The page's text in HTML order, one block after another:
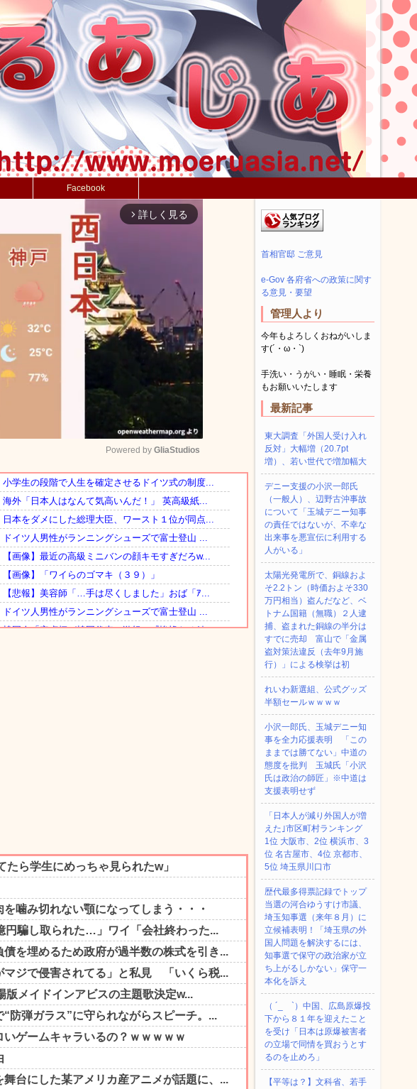
Facebook
arrow_forward_ios 詳しく見る
Mute
Powered by GliaStudios
首相官邸 ご意見
e-Gov 各府省への政策に関す
る意見・要望
管理人より
今年もよろしくおねがいしま
す(´・ω・`)
手洗い・うがい・睡眠・栄養
もお願いいたします
最新記事
東大調査「外国人受け入れ
反対」大幅増（20.7pt
増）、若い世代で増加幅大
デニー支援の小沢一郎氏
（一般人）、辺野古沖事故
について「玉城デニー知事
の責任ではないが、不幸な
出来事を悪宣伝に利用する
人がいる」
太陽光発電所で、銅線およ
そ2.2トン（時価およそ330
万円相当）盗んだなど、ベ
トナム国籍（無職）２人逮
捕、盗まれた銅線の半分は
すでに売却 富山で「金属
盗対策法違反（去年9月施
行）」による検挙は初
れいわ新選組、公式グッズ
半額セールｗｗｗｗ
小沢一郎氏、玉城デニー知
事を全力応援表明 「この
ままでは勝てない」中道の
態度を批判 玉城氏「小沢
氏は政治の師匠」※中道は
支援表明せず
「日本人が減り外国人が増
えた｣市区町村ランキング
1位 大阪市、2位 横浜市、3
位 名古屋市、4位 京都市、
5位 埼玉県川口市
歴代最多得票記録でトップ
当選の河合ゆうすけ市議、
埼玉知事選（来年８月）に
立候補表明！「埼玉県の外
国人問題を解決するには、
知事選で保守の政治家が立
ち上がるしかない」保守一
本化を訴え
（ ´_ゝ`）中国、広島原爆投
下から８１年を迎えたこと
を受け「日本は原爆被害者
の立場で同情を買おうとす
るのを止めろ」
【平等は？】文科省、若手